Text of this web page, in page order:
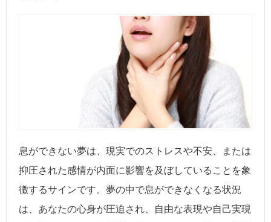
息ができない夢は、現実でのストレスや不安、または
抑圧された感情が内面に影響を及ぼしていることを象
徴するサインです。夢の中で息ができなくなる状況
は、あなたの心身が圧迫され、自由な表現や自己実現